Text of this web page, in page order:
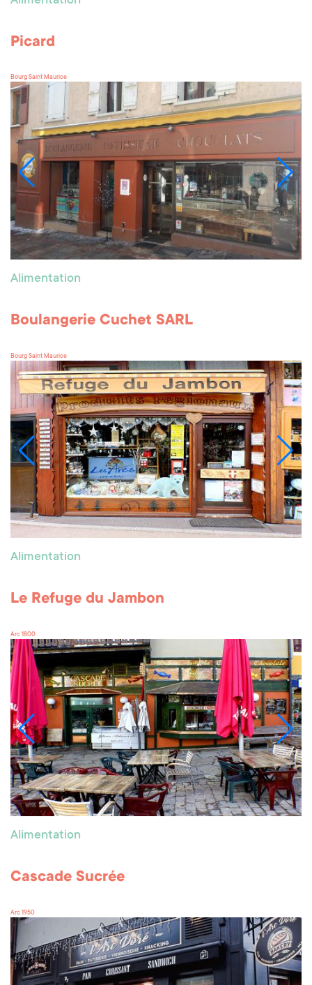
Picard
Bourg Saint Maurice
Alimentation
Boulangerie Cuchet SARL
Bourg Saint Maurice
Alimentation
Le Refuge du Jambon
Arc 1800
Alimentation
Cascade Sucrée
Arc 1950